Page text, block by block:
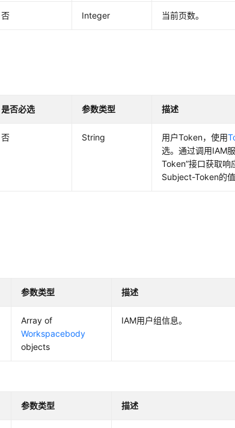
否 Integer 当前页数。
是否必选 参数类型 描述
否 String 用户Token，使用
选。通过调用IAM
Token”接口获取响
Subject-Token的值
参数类型 描述
Array of
Workspacebody
objects
IAM用户组信息。
参数类型 描述